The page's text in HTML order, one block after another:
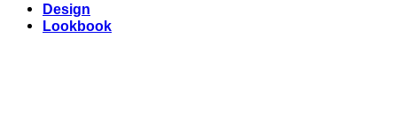
Design
Lookbook